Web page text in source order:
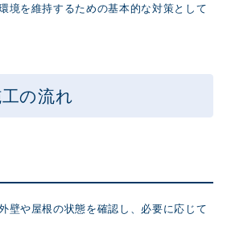
境を維持するための基本的な対策として
の流れ
壁や屋根の状態を確認し、必要に応じて